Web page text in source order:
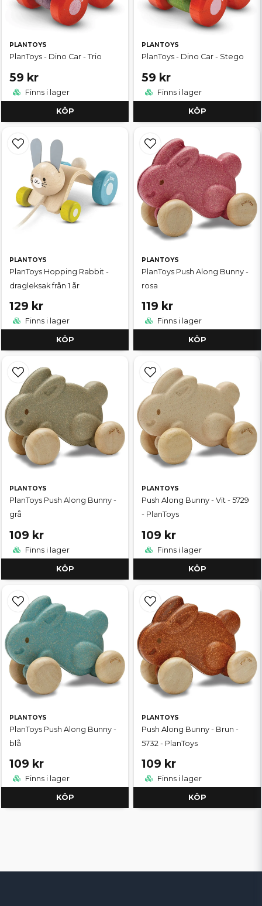
PLANTOYS
PlanToys - Dino Car - Trio
59 kr
Finns i lager
KÖP
PLANTOYS
PlanToys - Dino Car - Stego
59 kr
Finns i lager
KÖP
PLANTOYS
PlanToys Hopping Rabbit -
dragleksak från 1 år
129 kr
Finns i lager
KÖP
PLANTOYS
PlanToys Push Along Bunny -
rosa
119 kr
Finns i lager
KÖP
PLANTOYS
PlanToys Push Along Bunny -
grå
109 kr
Finns i lager
KÖP
PLANTOYS
Push Along Bunny - Vit - 5729
- PlanToys
109 kr
Finns i lager
KÖP
PLANTOYS
PlanToys Push Along Bunny -
blå
109 kr
Finns i lager
KÖP
PLANTOYS
Push Along Bunny - Brun -
5732 - PlanToys
109 kr
Finns i lager
KÖP